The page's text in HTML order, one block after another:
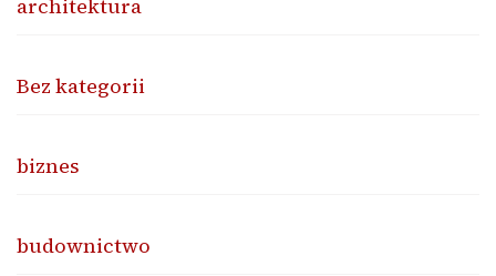
architektura
Bez kategorii
biznes
budownictwo